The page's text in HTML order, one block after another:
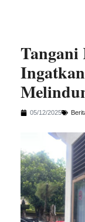
Tangani
05/12/2025